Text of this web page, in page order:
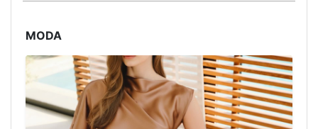
MODA